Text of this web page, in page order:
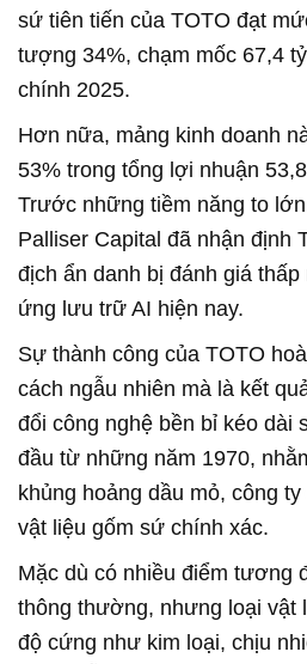
sứ tiên tiến của TOTO đạt
tượng 34%, chạm mốc 67,4
chính 2025.
Hơn nữa, mảng kinh doanh
53% trong tổng lợi nhuận
Trước những tiềm năng to
Palliser Capital đã nhận định
địch ẩn danh bị đánh giá
ứng lưu trữ AI hiện nay.
Sự thành công của TOTO
cách ngẫu nhiên mà là kết
đổi công nghệ bền bỉ kéo dài
đầu từ những năm 1970,
khủng hoảng dầu mỏ, công
vật liệu gốm sứ chính xác.
Mặc dù có nhiều điểm tương
thông thường, nhưng loại vật
độ cứng như kim loại, chịu